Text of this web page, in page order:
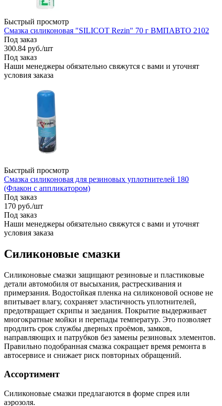
Быстрый просмотр
Смазка силиконовая "SILICOT Rezin" 70 г ВМПАВТО 2102
Под заказ
300.84 руб./шт
Под заказ
Наши менеджеры обязательно свяжутся с вами и уточнят
условия заказа
Быстрый просмотр
Смазка силиконовая для резиновых уплотнителей 180
(Флакон с аппликатором)
Под заказ
170 руб./шт
Под заказ
Наши менеджеры обязательно свяжутся с вами и уточнят
условия заказа
Силиконовые смазки
Силиконовые смазки защищают резиновые и пластиковые
детали автомобиля от высыхания, растрескивания и
примерзания. Водостойкая пленка на силиконовой основе не
впитывает влагу, сохраняет эластичность уплотнителей,
предотвращает скрипы и заедания. Покрытие выдерживает
многократные мойки и перепады температур. Это позволяет
продлить срок службы дверных проёмов, замков,
направляющих и патрубков без замены резиновых элементов.
Правильно подобранная смазка сокращает время ремонта в
автосервисе и снижает риск повторных обращений.
Ассортимент
Силиконовые смазки предлагаются в форме спрея или
аэрозоля.